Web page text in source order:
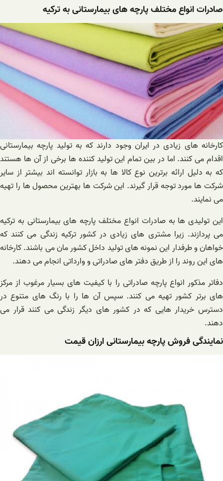
صادرات انواع مختلف پارچه های بیمارستانی به ترکیه
کارخانه های زیادی در ایران وجود دارند که به تولید پارچه بیمارستانی
اقدام می کنند. اما در بین تمام این تولید کننده ها برخی از آن ها هستند
که به دلیل ارائه برترین نوع کالا ها به بازار توانسته اند بیشتر از سایر
شرکت ها مورد توجه قرار گیرند. این شرکت ها بهترین محصول ها را تهیه
می نمایند.
این تولیدی ها به صادرات انواع مختلف پارچه های بیمارستانی به ترکیه
می پردازند. زیرا مشتری های زیادی در کشور ترکیه زندگی می کنند که
خواهان و طرفدار این نمونه های تولید داخل کشور مان می باشند. کارخانه
های این روند را از طریق دفتر های صادراتی و وارداتی انجام می دهند.
دفاتر مذکور انواع پارچه صادراتی را با کیفیت های بسیار مرغوب از مرکز
های برتر کشور تهیه می کنند. سپس آن ها را با رنگ های متنوع در
دسترس خریدار هایی که در کشور های دیگر زندگی می کنند قرار می
دهند.
نمایندگی فروش پارچه بیمارستانی ارزان قیمت